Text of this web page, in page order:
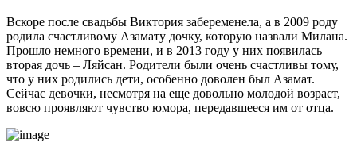
Вскоре после свадьбы Виктория забеременела, а в 2009 роду
родила счастливому Азамату дочку, которую назвали Милана.
Прошло немного времени, и в 2013 году у них появилась
вторая дочь – Ляйсан. Родители были очень счастливы тому,
что у них родились дети, особенно доволен был Азамат.
Сейчас девочки, несмотря на еще довольно молодой возраст,
вовсю проявляют чувство юмора, передавшееся им от отца.